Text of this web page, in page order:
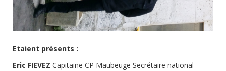
Etaient présents :
Eric FIEVEZ Capitaine CP Maubeuge Secrétaire national